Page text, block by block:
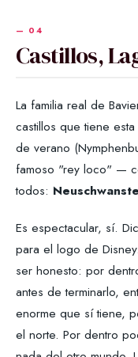
Castillos,
La familia real de
castillos que tiene
de verano
famoso "rey loco" —
todos:
Es espectacular, sí.
para el logo de
ser honesto: por
antes de terminarlo,
enorme que sí tiene,
el norte. Por dentro